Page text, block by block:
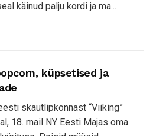
käinud palju kordi ja ma...
küpsetised ja
skautlipkonnast “Viiking”
18. mail NY Eesti Majas oma